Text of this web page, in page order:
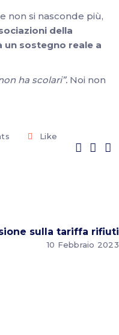
non si nasconde più,
della
un sostegno reale a
ha scolari”. Noi non
Like
sulla tariffa rifiuti
10 Febbraio 2023